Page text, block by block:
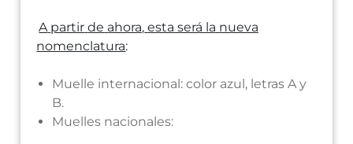
A partir de ahora, esta será la nueva
nomenclatura:
Muelle internacional: color azul, letras A y
B.
Muelles nacionales: